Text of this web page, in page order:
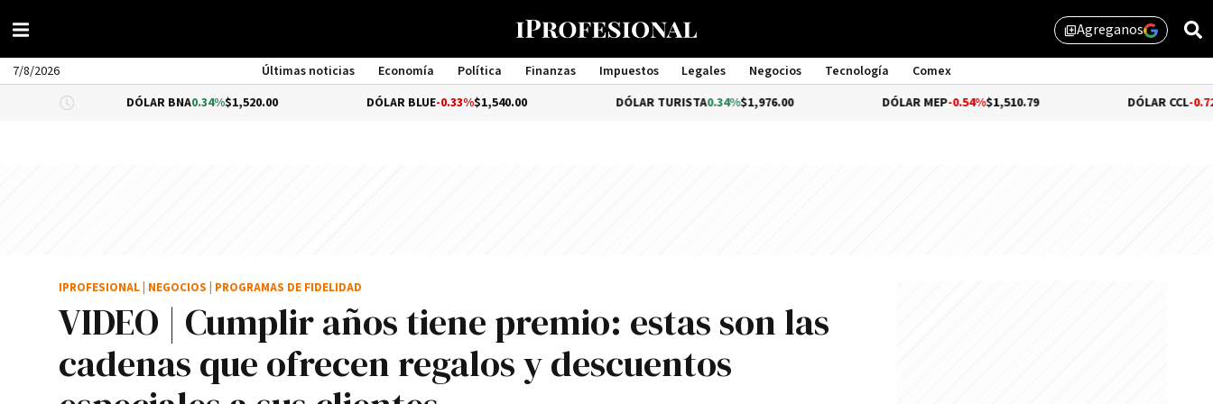
library_addAgreganos
7/8/2026 Últimas noticias Economía Política Finanzas Impuestos Legales Negocios Tecnología
Comex
Management
DÓLAR BNA
0.34%$1,520.00 DÓLAR BLUE-0.33% $1,540.00 DÓLAR TURISTA0.34%$1,976.00 -0.54%$1,510.79 -0.72%$1,559.41
VIDEO | Cumplir años tiene premio: estas son las
cadenas que ofrecen regalos y descuentos
IPROFESIONAL NEGOCIOS PROGRAMAS DE FIDELIDAD